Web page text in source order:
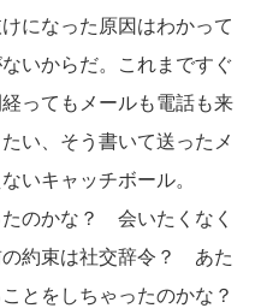
になった原因はわかって
いからだ。これまですぐ
ってもメールも電話も来
い、そう書いて送ったメ
いキャッチボール。
のかな？ 会いたくなく
約束は社交辞令？ あた
とをしちゃったのかな？